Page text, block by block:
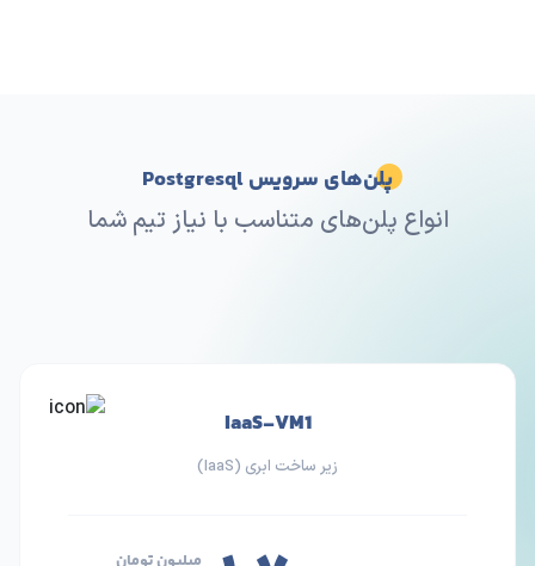
پلن‌های سرویس Postgresql
انواع پلن‌های متناسب با نیاز تیم شما
IaaS-VM1
زیر ساخت ابری (IaaS)
میلیون تومان